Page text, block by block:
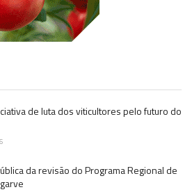
de luta dos viticultores pelo futuro do
da revisão do Programa Regional de